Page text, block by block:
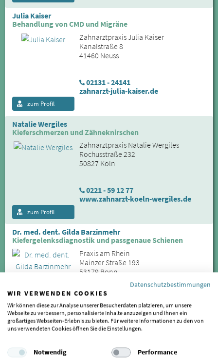
Julia Kaiser
Behandlung von CMD und Migräne
Zahnarztpraxis Julia Kaiser
Kanalstraße 8
41460 Neuss
02131 - 24141
zahnarzt-julia-kaiser.de
zum Profil
Natalie Wergiles
Kieferschmerzen und Zähneknirschen
Zahnarztpraxis Natalie Wergiles
Rochusstraße 232
50827 Köln
0221 - 59 12 77
www.zahnarzt-koeln-wergiles.de
zum Profil
Dr. med. dent. Gilda Barzinmehr
Kiefergelenksdiagnostik und passgenaue Schienen
Praxis am Rhein
Mainzer Straße 193
53179 Bonn
0228 - 85 80 35
www.zahnarzt-bonn-mehlem.de
zum Profil
Schlaf- und Schnarchtherapie
Datenschutzbestimmungen
WIR VERWENDEN COOKIES
Wir können diese zur Analyse unserer Besucherdaten platzieren, um unsere
Webseite zu verbessern, personalisierte Inhalte anzuzeigen und Ihnen ein
großartiges Webseiten-Erlebnis zu bieten. Für weitere Informationen zu den von
uns verwendeten Cookies öffnen Sie die Einstellungen.
Notwendig
Performance